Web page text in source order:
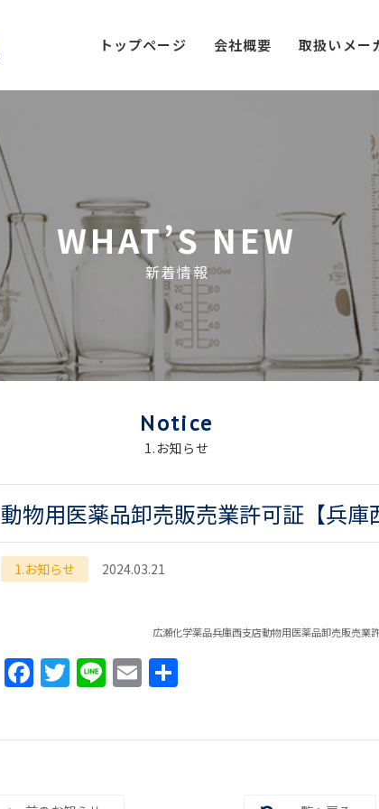
トップページ 会社概要 取扱いメー
WHAT’S NEW
新着情報
Notice
1.お知らせ
動物用医薬品卸売販売業許可証【兵庫
1.お知らせ 2024.03.21
広瀬化学薬品兵庫西支店動物用医薬品卸売販売業
F
c
T
itt
Li
e
E
ai